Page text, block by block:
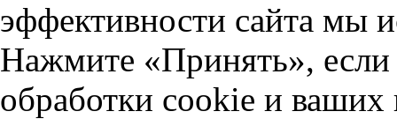
эффективности сайта мы
Нажмите «Принять», если
обработки cookie и